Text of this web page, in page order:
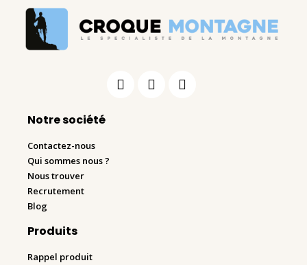
Notre société
Contactez-nous
Qui sommes nous ?
Nous trouver
Recrutement
Blog
Produits
Rappel produit